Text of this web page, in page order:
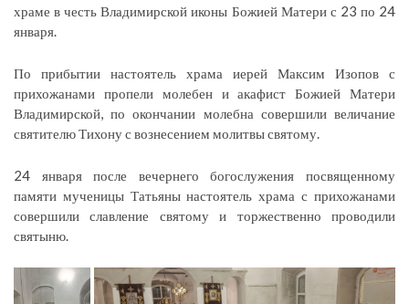
храме в честь Владимирской иконы Божией Матери с 23 по 24
января.
По прибытии настоятель храма иерей Максим Изопов с
прихожанами пропели молебен и акафист Божией Матери
Владимирской, по окончании молебна совершили величание
святителю Тихону с вознесением молитвы святому.
24 января после вечернего богослужения посвященному
памяти мученицы Татьяны настоятель храма с прихожанами
совершили славление святому и торжественно проводили
святыню.